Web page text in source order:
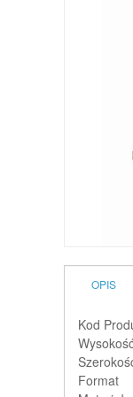
OPIS
Kod
Format